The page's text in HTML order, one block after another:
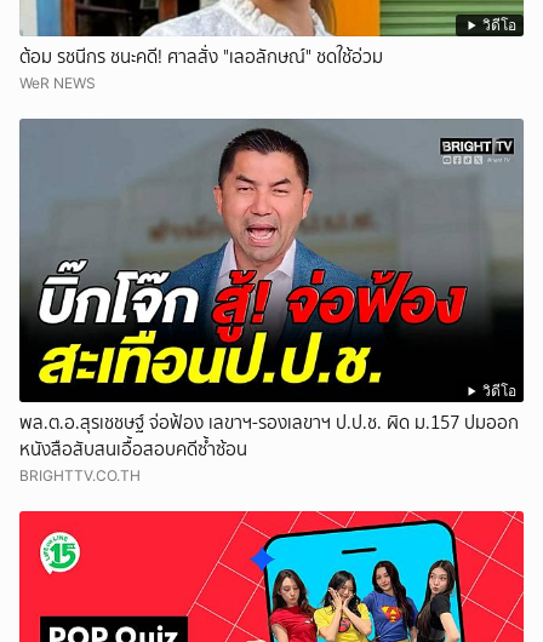
วิดีโอ
ต้อม รชนีกร ชนะคดี! ศาลสั่ง "เลอลักษณ์" ชดใช้อ่วม
WeR NEWS
วิดีโอ
พล.ต.อ.สุรเชชษฐ์ จ่อฟ้อง เลขาฯ-รองเลขาฯ ป.ป.ช. ผิด ม.157 ปมออก
หนังสือสับสนเอื้อสอบคดีซ้ำซ้อน
BRIGHTTV.CO.TH